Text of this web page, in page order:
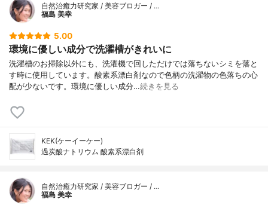
自然治癒力研究家 / 美容ブロガー / …
福島 美幸
5.00
環境に優しい成分で洗濯槽がきれいに
洗濯槽のお掃除以外にも、洗濯機で回しただけでは落ちないシミを落と
す時に使用しています。酸素系漂白剤なので色柄の洗濯物の色落ちの心
配が少ないです。環境に優しい成分…続きを見る
KEK(ケーイーケー)
過炭酸ナトリウム 酸素系漂白剤
自然治癒力研究家 / 美容ブロガー / …
福島 美幸